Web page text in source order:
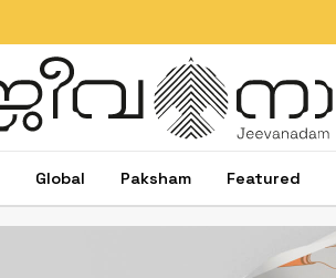
Global Paksham Featured